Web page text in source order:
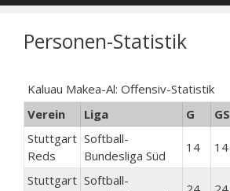
Personen-Statistik
Kaluau Makea-Al: Offensiv-Statistik
Verein
Liga G GS
Stuttgart
Reds
Softball-
Bundesliga Süd
14 14
Stuttgart Softball-